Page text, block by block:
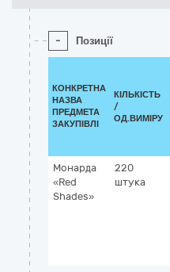
- Позиції
КОНКРЕТНА
НАЗВА
ПРЕДМЕТА
ЗАКУПІВЛІ
КІЛЬКІСТЬ
/
ОД.ВИМІРУ
Монарда
«Red
Shades»
220
штука